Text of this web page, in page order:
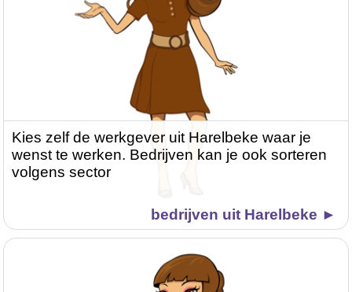
Kies zelf de werkgever uit Harelbeke waar je
wenst te werken. Bedrijven kan je ook sorteren
volgens sector
bedrijven uit Harelbeke ►